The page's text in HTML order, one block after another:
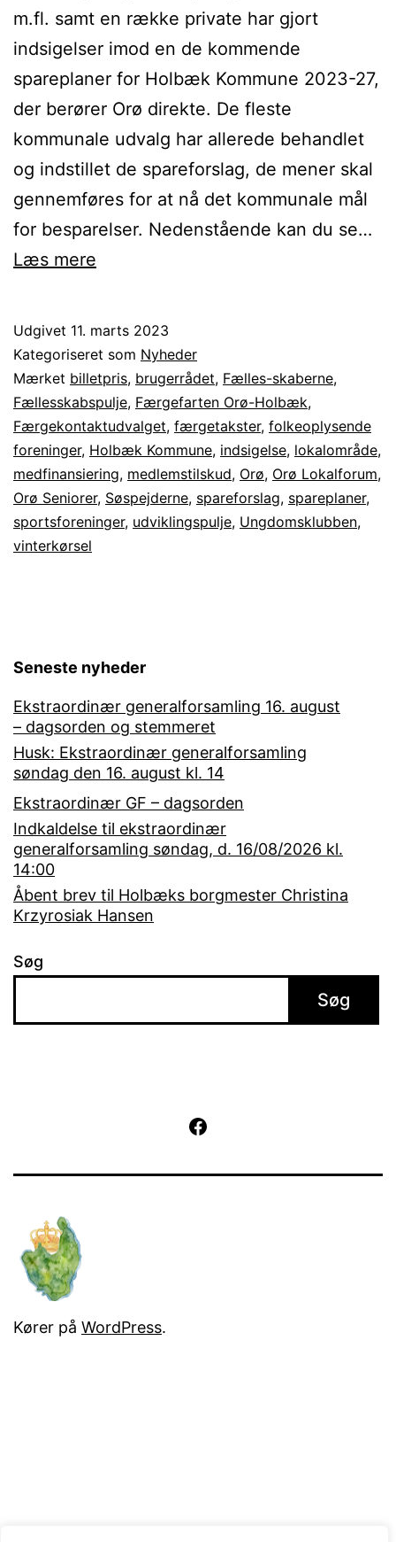
m.fl. samt en række private har gjort
indsigelser imod en de kommende
spareplaner for Holbæk Kommune 2023-27,
der berører Orø direkte. De fleste
kommunale udvalg har allerede behandlet
og indstillet de spareforslag, de mener skal
gennemføres for at nå det kommunale mål
for besparelser. Nedenstående kan du se…
Læs mere
Kommunes
spareplaner
2023-
27
Udgivet 11. marts 2023
Kategoriseret som Nyheder
Mærket billetpris, brugerrådet, Fælles-skaberne,
Fællesskabspulje, Færgefarten Orø-Holbæk,
Færgekontaktudvalget, færgetakster, folkeoplysende
foreninger, Holbæk Kommune, indsigelse, lokalområde,
medfinansiering, medlemstilskud, Orø, Orø Lokalforum,
Orø Seniorer, Søspejderne, spareforslag, spareplaner,
sportsforeninger, udviklingspulje, Ungdomsklubben,
vinterkørsel
Seneste nyheder
Ekstraordinær generalforsamling 16. august
– dagsorden og stemmeret
Husk: Ekstraordinær generalforsamling
søndag den 16. august kl. 14
Ekstraordinær GF – dagsorden
Indkaldelse til ekstraordinær
generalforsamling søndag, d. 16/08/2026 kl.
14:00
Åbent brev til Holbæks borgmester Christina
Krzyrosiak Hansen
Søg
Søg
Kører på WordPress.